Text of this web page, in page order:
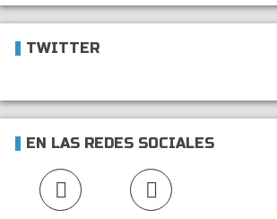
TWITTER
EN LAS REDES SOCIALES